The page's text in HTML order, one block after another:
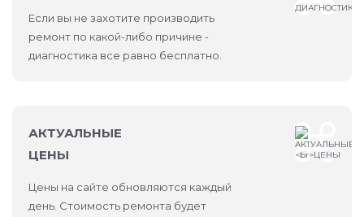
Если вы не захотите производить
ремонт по какой-либо причине -
диагностика все равно бесплатно.
АКТУАЛЬНЫЕ
ЦЕНЫ
Цены на сайте обновляются каждый
день. Стоимость ремонта будет